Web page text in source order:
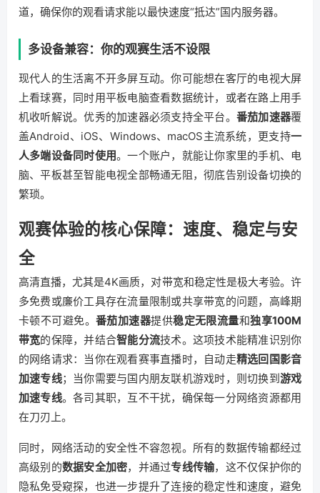
道，确保你的观看请求能以最快速度“抵达”国内服务器。
多设备兼容：你的观赛生活不设限
现代人的生活离不开多屏互动。你可能想在客厅的电视大屏
上看球赛，同时用平板电脑查看数据统计，或者在路上用手
机收听解说。优秀的加速器必须支持全平台。 番茄加速器覆
盖Android、iOS、Windows、macOS主流系统，更支持一
人多端设备同时使用。一个账户，就能让你家里的手机、电
脑、平板甚至智能电视全部畅通无阻，彻底告别设备切换的
繁琐。
观赛体验的核心保障：速度、稳定与安
全
高清直播，尤其是4K画质，对带宽和稳定性是极大考验。许
多免费或廉价工具存在流量限制或共享带宽的问题，高峰期
卡顿不可避免。番茄加速器提供稳定无限流量和独享100M
带宽的保障，并结合智能分流技术。这项技术能精准识别你
的网络请求：当你在观看赛事直播时，自动走精选回国影音
加速专线；当你需要与国内朋友联机游戏时，则切换到游戏
加速专线。各司其职，互不干扰，确保每一分网络资源都用
在刀刃上。
同时，网络活动的安全性不容忽视。所有的数据传输都经过
高级别的数据安全加密，并通过专线传输，这不仅保护你的
隐私免受窥探，也进一步提升了连接的稳定性和速度，避免